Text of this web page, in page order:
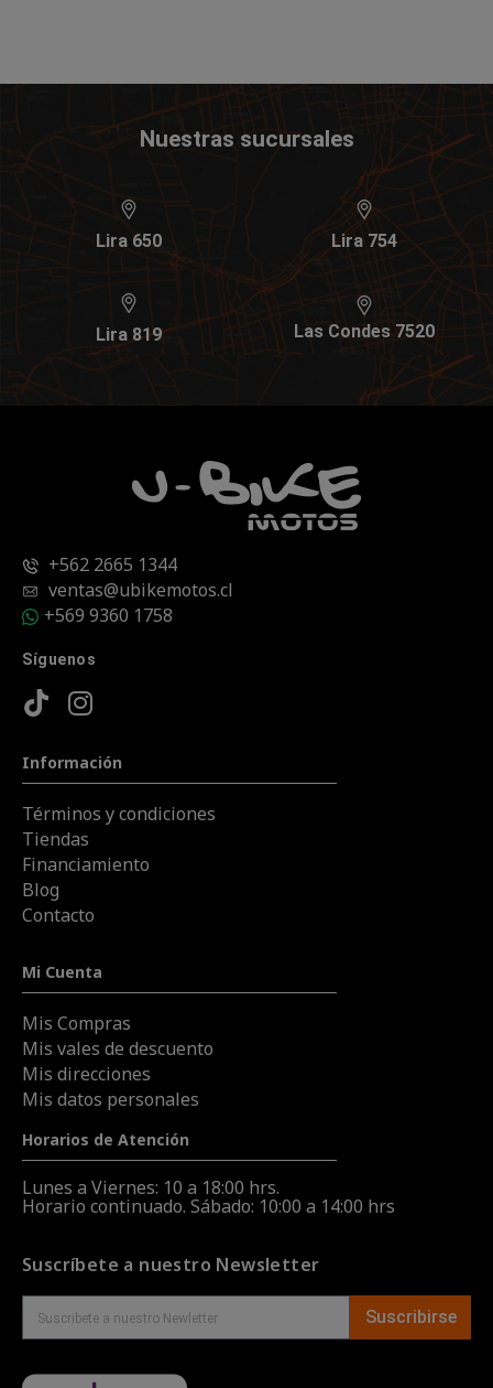
Nuestras sucursales
Lira 650 Lira 754
Lira 819 Las Condes 7520
+562 2665 1344
ventas@ubikemotos.cl
+569 9360 1758
Síguenos
Información
Términos y condiciones
Tiendas
Financiamiento
Blog
Contacto
Mi Cuenta
Mis Compras
Mis vales de descuento
Mis direcciones
Mis datos personales
Horarios de Atención
Lunes a Viernes: 10 a 18:00 hrs.
Horario continuado. Sábado: 10:00 a 14:00 hrs
Suscríbete a nuestro Newsletter
Suscribirse